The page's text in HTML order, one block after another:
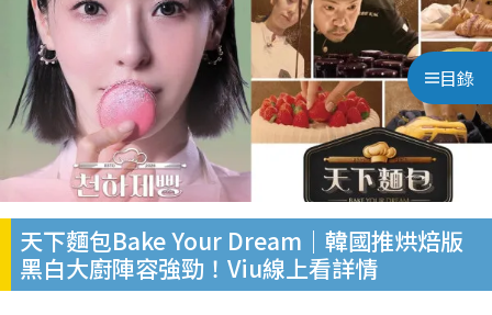
目錄
天下麵包Bake Your Dream｜韓國推烘焙版
黑白大廚陣容強勁！Viu線上看詳情